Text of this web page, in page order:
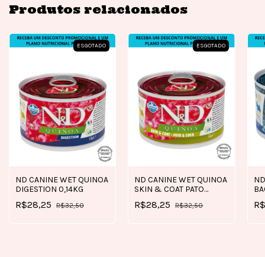
Produtos relacionados
ESGOTADO
ND CANINE WET QUINOA
DIGESTION 0,14KG
R$28,25 R$32,50
ESGOTADO
ND CANINE WET QUINOA
SKIN & COAT PATO
0,14KG
R$28,25 R$32,50